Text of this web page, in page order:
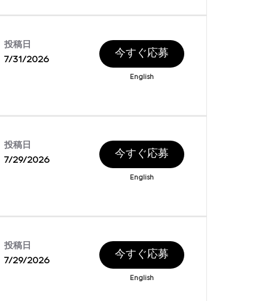
投稿日
7/31/2026
今すぐ応募
English
投稿日
7/29/2026
今すぐ応募
English
投稿日
7/29/2026
今すぐ応募
English